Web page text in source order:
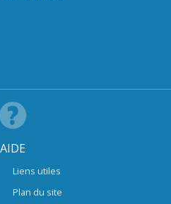
AIDE
Liens utiles
Plan du site